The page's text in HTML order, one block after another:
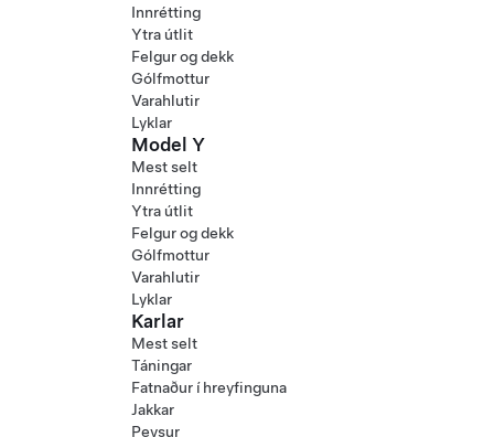
Innrétting
Ytra útlit
Felgur og dekk
Gólfmottur
Varahlutir
Lyklar
Model Y
Mest selt
Innrétting
Ytra útlit
Felgur og dekk
Gólfmottur
Varahlutir
Lyklar
Karlar
Mest selt
Táningar
Fatnaður í hreyfinguna
Jakkar
Peysur